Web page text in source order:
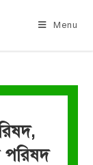
Menu
পরিষদ